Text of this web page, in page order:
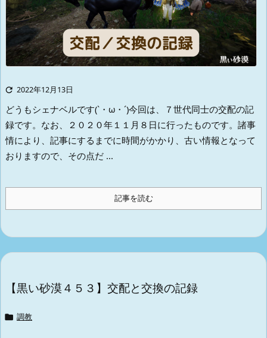
 2022年12月13日
どうもシェナベルです(`・ω・´)今回は、７世代同士の交配の記
録です。 なお、２０２０年１１月８日に行ったものです。 諸事
情により、記事にするまでに時間がかかり、古い情報となって
おりますので、その点だ ...
記事を読む
【黒い砂漠４５３】交配と交換の記録
 調教